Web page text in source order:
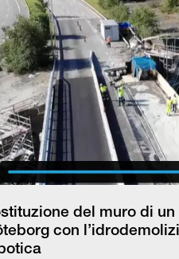
del muro di un
con